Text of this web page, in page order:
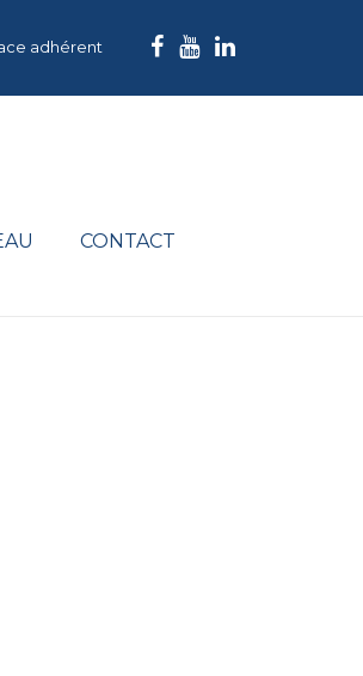
adhérent
CONTACT